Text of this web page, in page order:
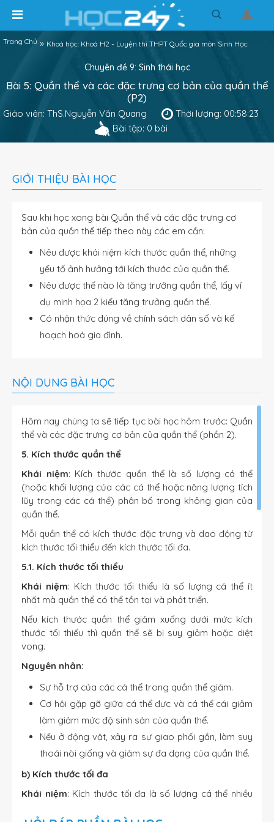
Trang Chủ » Khoá học: Khoá H2 - Luyện thi THPT Quốc gia môn Sinh Học
Chuyên đề 9: Sinh thái học
Bài 5: Quần thể và các đặc trưng cơ bản của quần thể
(P2)
Giáo viên: ThS.Nguyễn Văn Quang
Thời lượng: 00:58:23
Bài tập: 0 bài
GIỚI THIỆU BÀI HỌC
Sau khi học xong bài Quần thể và các đặc trưng cơ
bản của quần thể tiếp theo này các em cần:
Nêu được khái niệm kích thước quần thể, những
yếu tố ảnh hưởng tới kích thước của quần thể.
Nêu được thế nào là tăng trưởng quần thể, lấy ví
dụ minh họa 2 kiểu tăng trưởng quần thể.
Có nhận thức đúng về chính sách dân số và kế
hoạch hoá gia đình.
NỘI DUNG BÀI HỌC
Hôm nay chúng ta sẽ tiếp tục bài học hôm trước: Quần
thể và các đặc trưng cơ bản của quần thể (phần 2).
5. Kích thước quần thể
Khái niệm: Kích thước quần thể là số lượng cá thể
(hoặc khối lượng của các cá thể hoặc năng lượng tích
lũy trong các cá thể) phân bố trong không gian của
quần thể.
Mỗi quần thể có kích thước đặc trưng và dao động từ
kích thước tối thiểu đến kích thước tối đa.
5.1. Kích thước tối thiểu
Khái niệm: Kích thước tối thiểu là số lượng cá thể ít
nhất mà quần thể có thể tồn tại và phát triển.
Nếu kích thước quần thể giảm xuống dưới mức kích
thước tối thiểu thì quần thể sẽ bị suy giảm hoặc diệt
vong.
Nguyên nhân:
Sự hỗ trợ của các cá thể trong quần thể giảm.
Cơ hội gặp gỡ giữa cá thể đực và cá thể cái giảm
làm giảm mức độ sinh sản của quần thể.
Nếu ở động vật, xảy ra sự giao phối gần, làm suy
thoái nòi giống và giảm sự đa dạng của quần thể.
b) Kích thước tối đa
Khái niệm: Kích thước tối đa là số lượng cá thể nhiều